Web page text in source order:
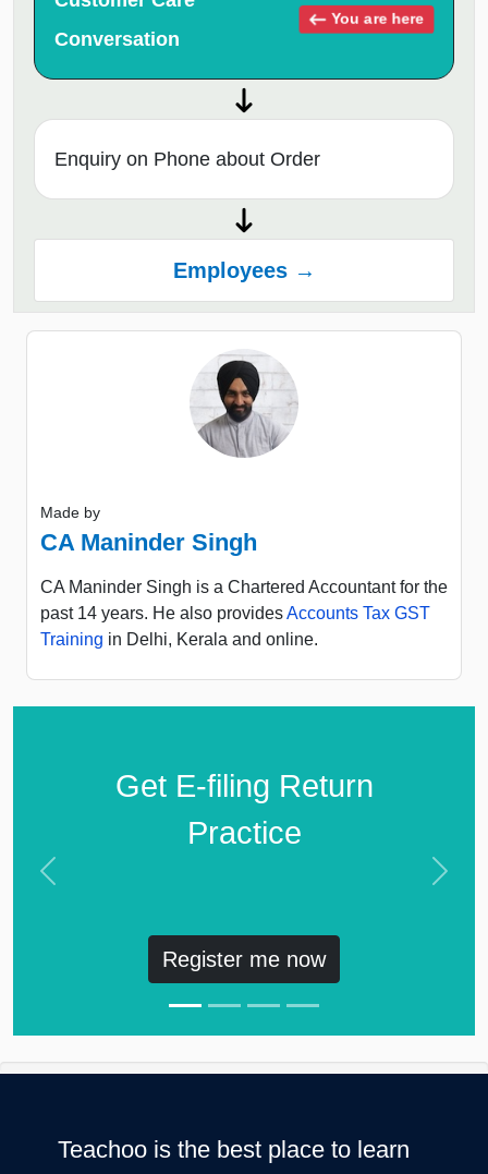
Conversation
You are here
Enquiry on Phone about Order
Employees →
Made by
CA Maninder Singh
CA Maninder Singh is a Chartered Accountant for the
past 14 years. He also providesAccounts Tax GST
Training in Delhi, Kerala and online.
Get E-filing Return
Practice
Register me now
Previous Next
Teachoo is the best place to learn